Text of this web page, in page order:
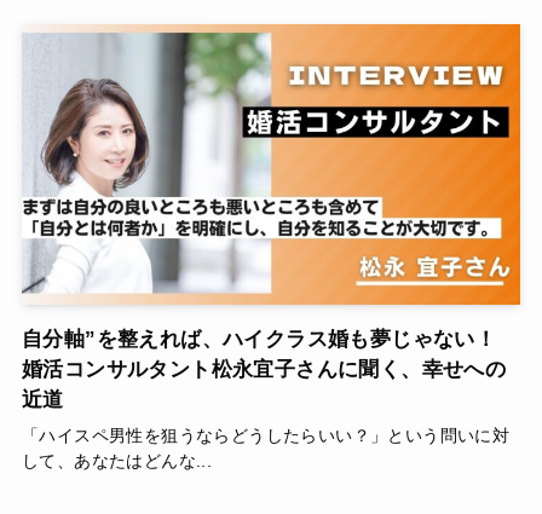
自分軸”を整えれば、ハイクラス婚も夢じゃない！
婚活コンサルタント松永宜子さんに聞く、幸せへの
近道
「ハイスペ男性を狙うならどうしたらいい？」という問いに対
して、あなたはどんな...